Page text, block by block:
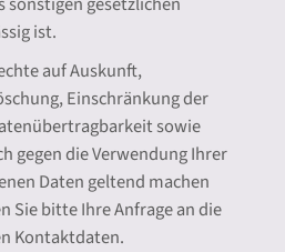
ist.
auf Auskunft,
Einschränkung der
sowie
gegen die Verwendung Ihrer
Daten geltend machen
Sie bitte Ihre Anfrage an die
Kontaktdaten.